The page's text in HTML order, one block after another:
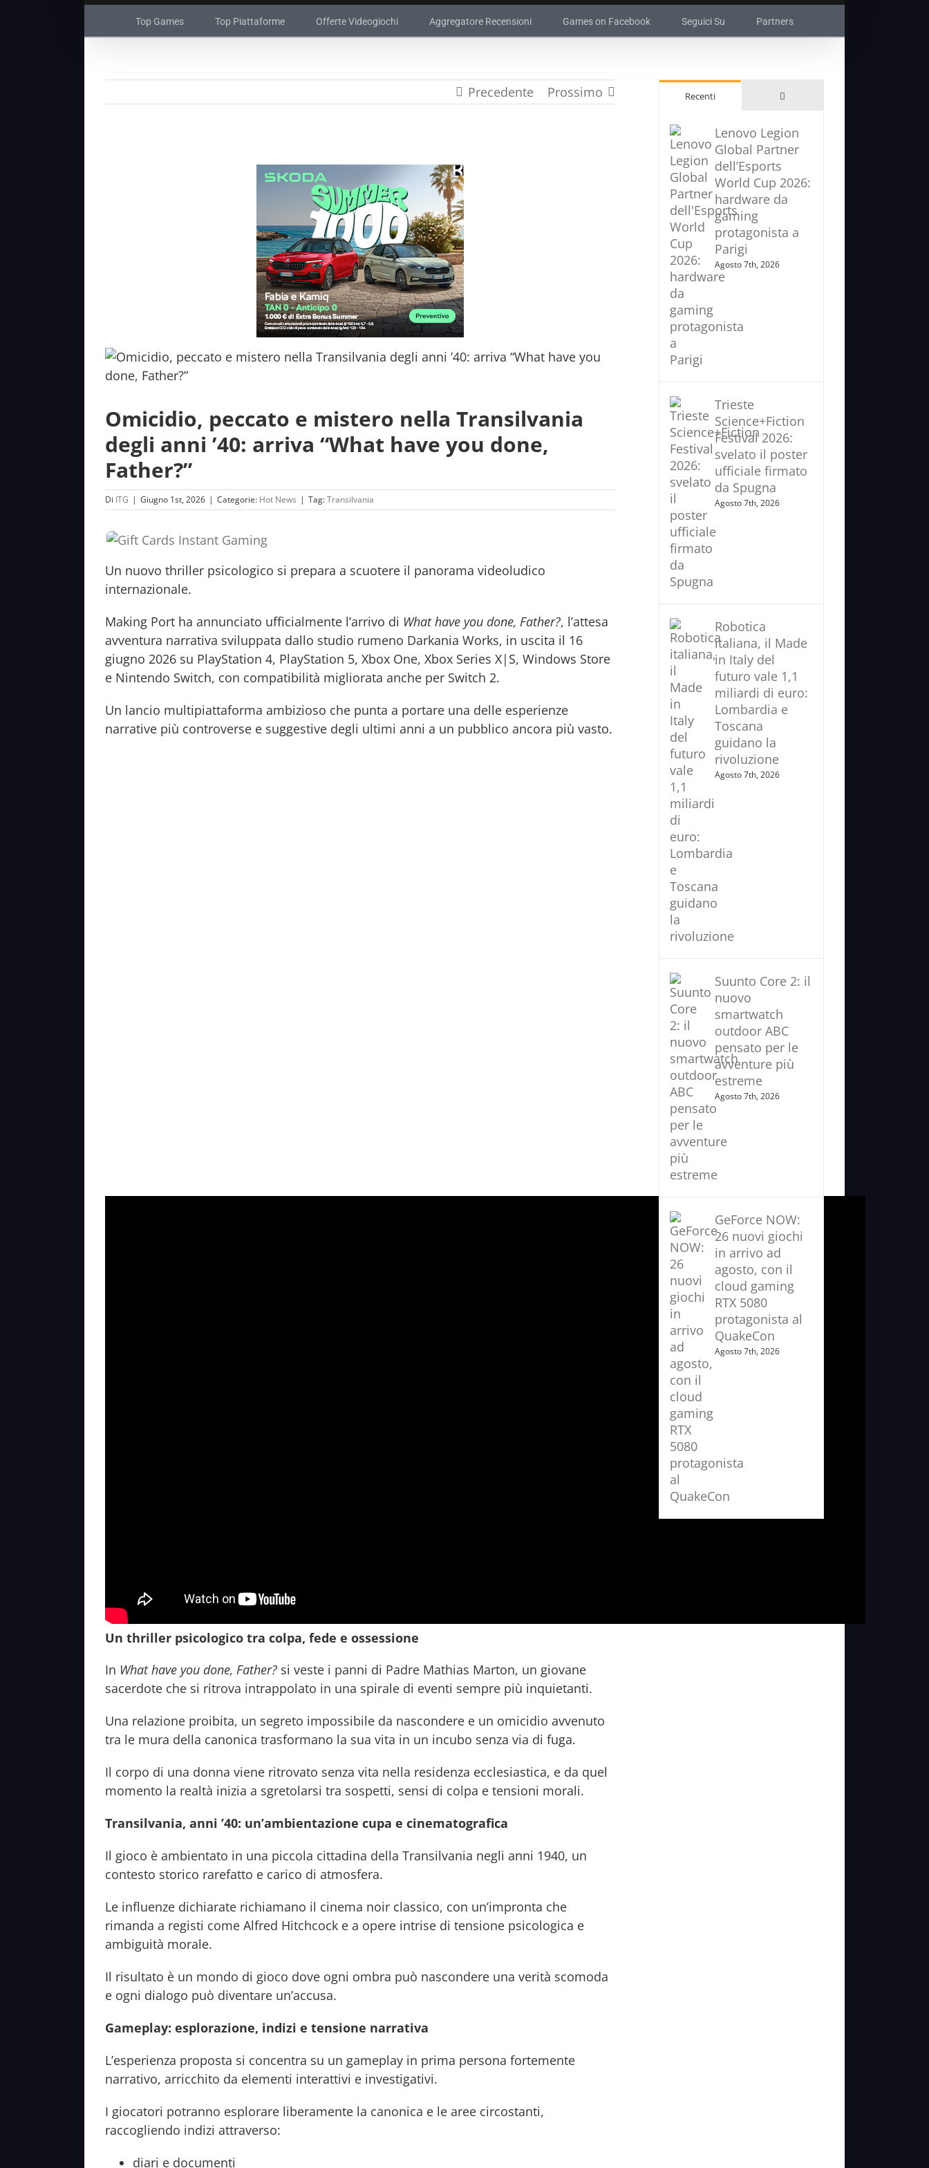
Top Games Top Piattaforme Offerte Videogiochi Aggregatore Recensioni Games on Facebook Seguici Su Partners
Precedente Prossimo
Omicidio, peccato e mistero nella Transilvania
degli anni ’40: arriva “What have you done,
Father?”
Di ITG | Giugno 1st, 2026 | Categorie: Hot News | Tag:Transilvania
Un nuovo thriller psicologico si prepara a scuotere il panorama videoludico
internazionale.
Making Port ha annunciato ufficialmente l’arrivo di What have you done, Father?, l’attesa
avventura narrativa sviluppata dallo studio rumeno Darkania Works, in uscita il 16
giugno 2026 su PlayStation 4, PlayStation 5, Xbox One, Xbox Series X|S, Windows Store
e Nintendo Switch, con compatibilità migliorata anche per Switch 2.
Un lancio multipiattaforma ambizioso che punta a portare una delle esperienze
narrative più controverse e suggestive degli ultimi anni a un pubblico ancora più vasto.
Un thriller psicologico tra colpa, fede e ossessione
In What have you done, Father? si veste i panni di Padre Mathias Marton, un giovane
sacerdote che si ritrova intrappolato in una spirale di eventi sempre più inquietanti.
Una relazione proibita, un segreto impossibile da nascondere e un omicidio avvenuto
tra le mura della canonica trasformano la sua vita in un incubo senza via di fuga.
Il corpo di una donna viene ritrovato senza vita nella residenza ecclesiastica, e da quel
momento la realtà inizia a sgretolarsi tra sospetti, sensi di colpa e tensioni morali.
Transilvania, anni ’40: un’ambientazione cupa e cinematografica
Il gioco è ambientato in una piccola cittadina della Transilvania negli anni 1940, un
contesto storico rarefatto e carico di atmosfera.
Le influenze dichiarate richiamano il cinema noir classico, con un’impronta che
rimanda a registi come Alfred Hitchcock e a opere intrise di tensione psicologica e
ambiguità morale.
Il risultato è un mondo di gioco dove ogni ombra può nascondere una verità scomoda
e ogni dialogo può diventare un’accusa.
Gameplay: esplorazione, indizi e tensione narrativa
L’esperienza proposta si concentra su un gameplay in prima persona fortemente
narrativo, arricchito da elementi interattivi e investigativi.
I giocatori potranno esplorare liberamente la canonica e le aree circostanti,
raccogliendo indizi attraverso:
diari e documenti
Recenti Commenti
Lenovo Legion
Global Partner
dell’Esports
World Cup 2026:
hardware da
gaming
protagonista a
Parigi
Agosto 7th, 2026
Trieste
Science+Fiction
Festival 2026:
svelato il poster
ufficiale firmato
da Spugna
Agosto 7th, 2026
Robotica
italiana, il Made
in Italy del
futuro vale 1,1
miliardi di euro:
Lombardia e
Toscana
guidano la
rivoluzione
Agosto 7th, 2026
Suunto Core 2: il
nuovo
smartwatch
outdoor ABC
pensato per le
avventure più
estreme
Agosto 7th, 2026
GeForce NOW:
26 nuovi giochi
in arrivo ad
agosto, con il
cloud gaming
RTX 5080
protagonista al
QuakeCon
Agosto 7th, 2026